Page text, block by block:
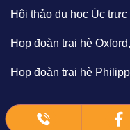
Hội thảo du học Úc
Họp đoàn trại hè
Họp đoàn trại hè
© 2024